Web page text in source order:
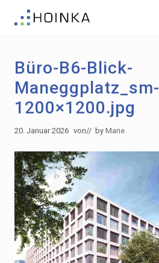
Fußzeile
Green
Building
Büro-B6-Blick-
Maneggplatz_sm-
1200×1200.jpg
20. Januar 2026 von// by Marie